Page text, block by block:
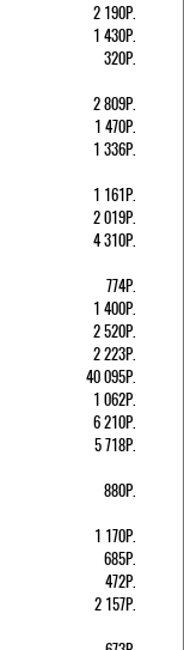
2 190Р.
1 430Р.
320Р.
2 809Р.
1 470Р.
1 336Р.
1 161Р.
2 019Р.
4 310Р.
774Р.
1 400Р.
2 520Р.
2 223Р.
40 095Р.
1 062Р.
6 210Р.
5 718Р.
880Р.
1 170Р.
685Р.
472Р.
2 157Р.